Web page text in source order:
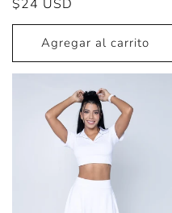
Precio
habitual
$24 USD
Agregar al carrito